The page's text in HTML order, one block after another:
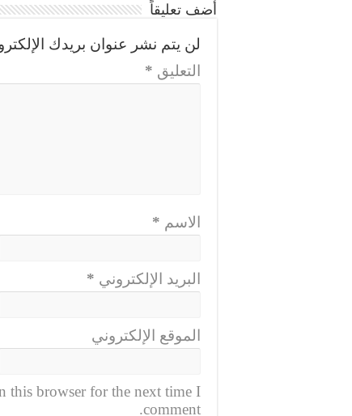
أضف تعليقاً
لن يتم نشر عنوان بريدك
التعليق *
الاسم *
البريد الإلكتروني *
الموقع الإلكتروني
this browser for the next time I
comment.